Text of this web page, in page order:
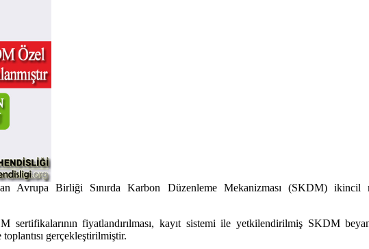
Avrupa Birliği Sınırda Karbon Düzenleme Mekanizması (SKDM) ikincil
sertifikalarının fiyatlandırılması, kayıt sistemi ile yetkilendirilmiş SKDM
toplantısı gerçekleştirilmiştir.